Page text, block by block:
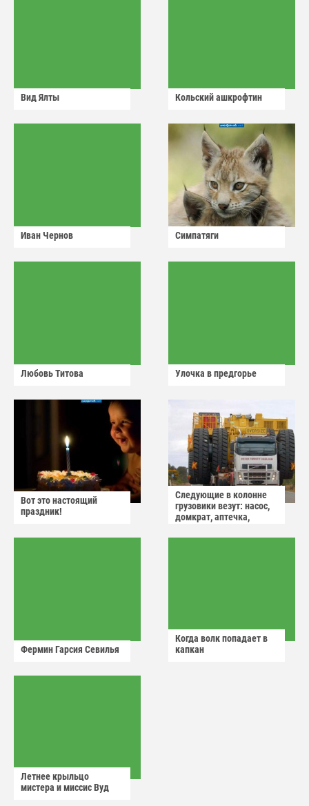
Вид Ялты Кольский ашкрофтин
Иван Чернов Симпатяги
Любовь Титова Улочка в предгорье
Вот это настоящий
праздник!
Следующие в колонне
грузовики везут: насос,
домкрат, аптечка,
Фермин Гарсия Севилья
Когда волк попадает в
капкан
Летнее крыльцо
мистера и миссис Вуд